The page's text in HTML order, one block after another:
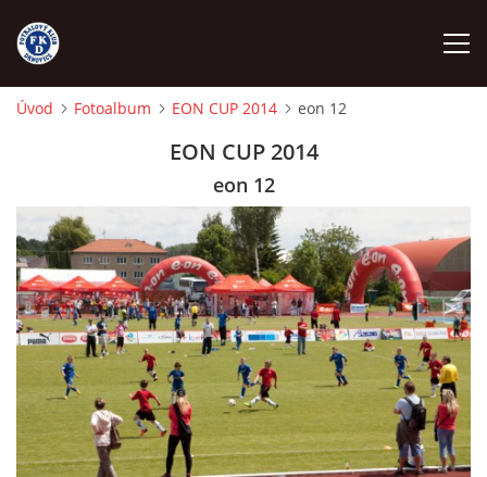
FKD A
FKD B
STARŠÍ DOROST
STARŠÍ ŽÁCI
Úvod Fotoalbum EON CUP 2014 eon 12
EON CUP 2014
eon 12